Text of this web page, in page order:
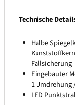
Technische
Halbe
Fallsicherung
Eingebauter
1 Umdrehung
LED